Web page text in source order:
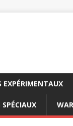
EXPÉRIMENTAUX